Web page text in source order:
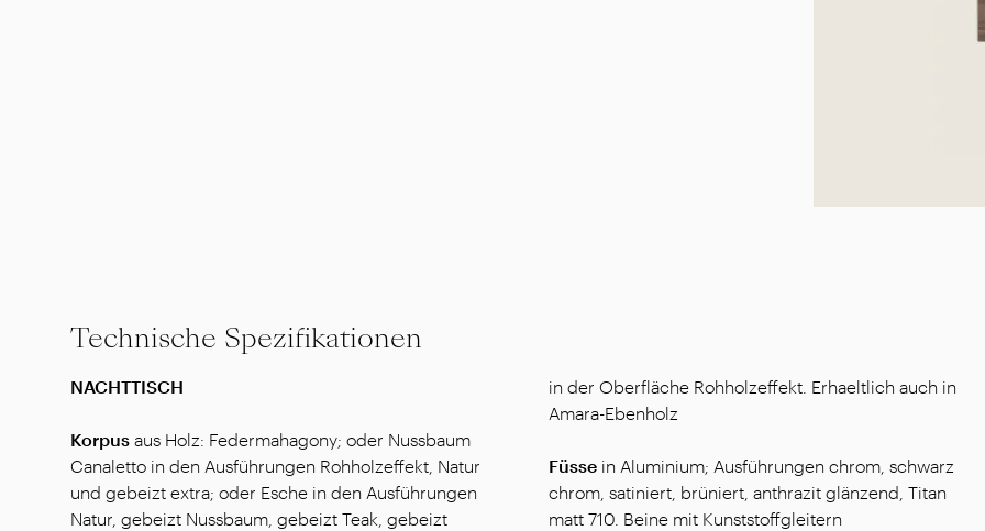
Technische Spezifikationen
NACHTTISCH
Korpus aus Holz: Federmahagony; oder Nussbaum
Canaletto in den Ausführungen Rohholzeffekt, Natur
und gebeizt extra; oder Esche in den Ausführungen
Natur, gebeizt Nussbaum, gebeizt Teak, gebeizt
in der Oberfläche Rohholzeffekt. Erhaeltlich auch in
Amara-Ebenholz
Füsse in Aluminium; Ausführungen chrom, schwarz
chrom, satiniert, brüniert, anthrazit glänzend, Titan
matt 710. Beine mit Kunststoffgleitern